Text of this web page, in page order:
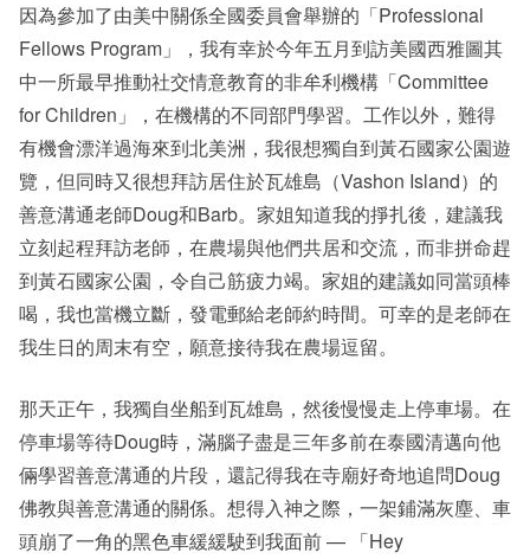
因為參加了由美中關係全國委員會舉辦的「Professional
Fellows Program」，我有幸於今年五月到訪美國西雅圖其
中一所最早推動社交情意教育的非牟利機構「Committee
for Children」，在機構的不同部門學習。工作以外，難得
有機會漂洋過海來到北美洲，我很想獨自到黃石國家公園遊
覽，但同時又很想拜訪居住於瓦雄島（Vashon Island）的
善意溝通老師Doug和Barb。家姐知道我的掙扎後，建議我
立刻起程拜訪老師，在農場與他們共居和交流，而非拼命趕
到黃石國家公園，令自己筋疲力竭。家姐的建議如同當頭棒
喝，我也當機立斷，發電郵給老師約時間。可幸的是老師在
我生日的周末有空，願意接待我在農場逗留。
那天正午，我獨自坐船到瓦雄島，然後慢慢走上停車場。在
停車場等待Doug時，滿腦子盡是三年多前在泰國清邁向他
倆學習善意溝通的片段，還記得我在寺廟好奇地追問Doug
佛教與善意溝通的關係。想得入神之際，一架鋪滿灰塵、車
頭崩了一角的黑色車緩緩駛到我面前 — 「Hey